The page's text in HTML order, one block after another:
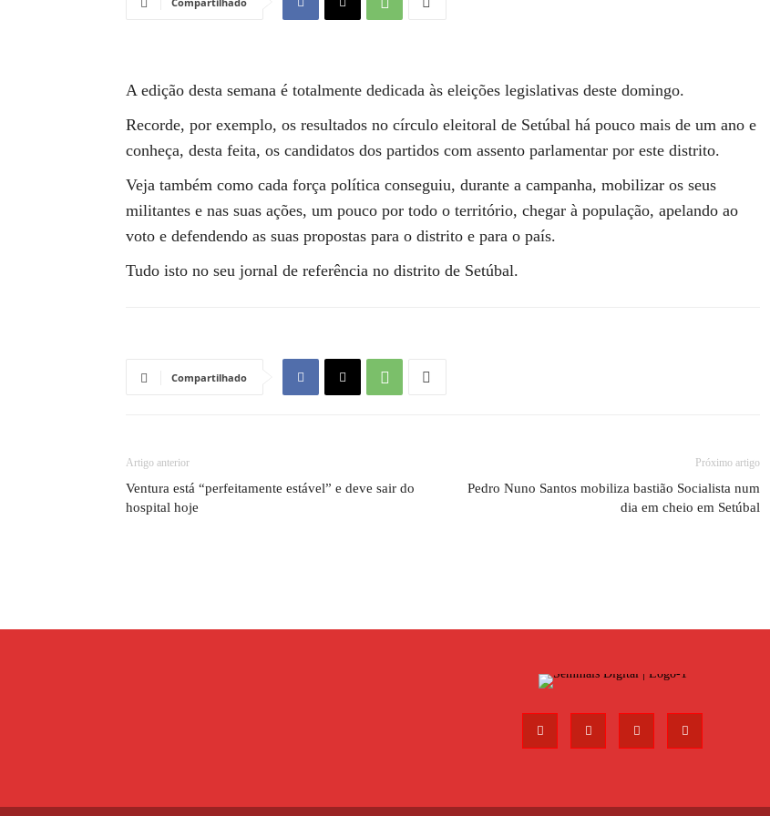
A edição desta semana é totalmente dedicada às eleições legislativas deste domingo.
Recorde, por exemplo, os resultados no círculo eleitoral de Setúbal há pouco mais de um ano e
conheça, desta feita, os candidatos dos partidos com assento parlamentar por este distrito.
Veja também como cada força política conseguiu, durante a campanha, mobilizar os seus
militantes e nas suas ações, um pouco por todo o território, chegar à população, apelando ao
voto e defendendo as suas propostas para o distrito e para o país.
Tudo isto no seu jornal de referência no distrito de Setúbal.
Compartilhado
Artigo anterior
Ventura está “perfeitamente estável” e deve sair do
hospital hoje
Próximo artigo
Pedro Nuno Santos mobiliza bastião Socialista num
dia em cheio em Setúbal